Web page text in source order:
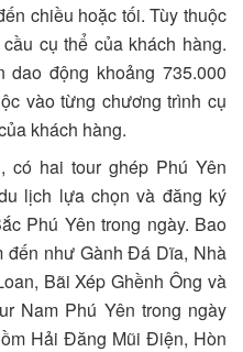
chiều hoặc tối. Tùy thuộc
cụ thể của khách hàng.
dao động khoảng 735.000
vào từng chương trình cụ
khách hàng.
có hai tour ghép Phú Yên
lịch lựa chọn và đăng ký
Phú Yên trong ngày. Bao
đến như Gành Đá Dĩa, Nhà
Bãi Xép Ghềnh Ông và
Nam Phú Yên trong ngày
Hải Đăng Mũi Điện, Hòn